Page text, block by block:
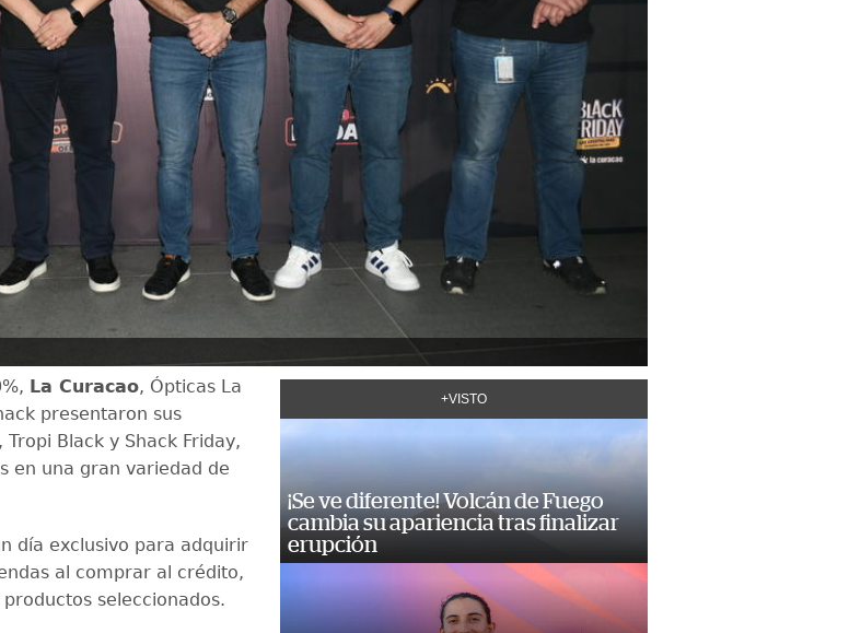
La Curacao, Ópticas La
presentaron sus
, Tropi Black y Shack Friday,
en una gran variedad de
día exclusivo para adquirir
al comprar al crédito,
productos seleccionados.
+VISTO
¡Se ve diferente! Volcán de Fuego
cambia su apariencia tras finalizar
erupción